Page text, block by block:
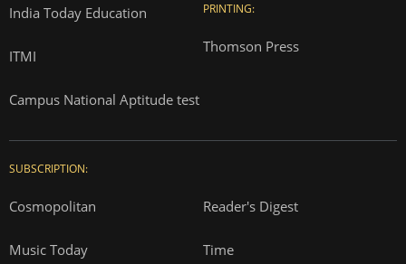
India Today Education
ITMI
Campus National Aptitude test
PRINTING:
Thomson Press
SUBSCRIPTION:
Cosmopolitan Reader's Digest
Music Today Time